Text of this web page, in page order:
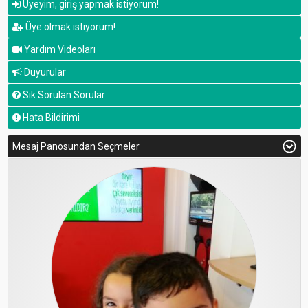
Üyeyim, giriş yapmak istiyorum!
Üye olmak istiyorum!
Yardım Videoları
Duyurular
Sık Sorulan Sorular
Hata Bildirimi
Mesaj Panosundan Seçmeler